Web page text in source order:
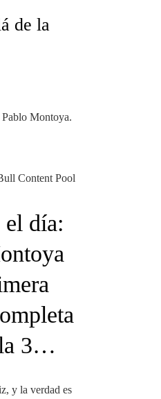
de la
Montoya.
Content Pool
día:
3…
y la verdad es